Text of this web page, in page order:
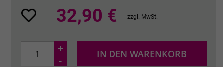
32,90 € zzgl. MwSt.
+
-
IN DEN WARENKORB